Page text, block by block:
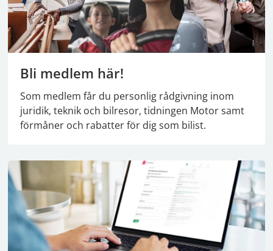
Bli medlem här!
Som medlem får du personlig rådgivning inom
juridik, teknik och bilresor, tidningen Motor samt
förmåner och rabatter för dig som bilist.